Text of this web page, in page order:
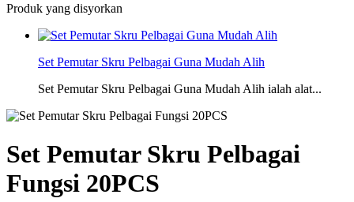
Produk yang disyorkan
Set Pemutar Skru Pelbagai Guna Mudah Alih
Set Pemutar Skru Pelbagai Guna Mudah Alih ialah alat...
Set Pemutar Skru Pelbagai
Fungsi 20PCS